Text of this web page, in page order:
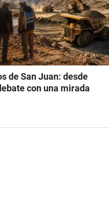
de San Juan: desde
con una mirada